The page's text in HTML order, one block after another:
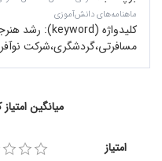
ماهنامه‌های دانش‌آموزی
کلیدواژه (keyword):
رشد
مسافرتی،گردشگری،شرکت
میانگین امتیاز
امتیاز